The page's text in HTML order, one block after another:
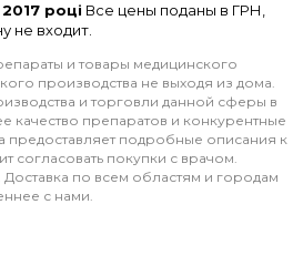
році Все цены поданы в ГРН,
не входит.
и товары медицинского
производства не выходя из дома.
и торговли данной сферы в
качество препаратов и конкурентные
предоставляет подробные описания к
согласовать покупки с врачом.
по всем областям и городам
с нами.